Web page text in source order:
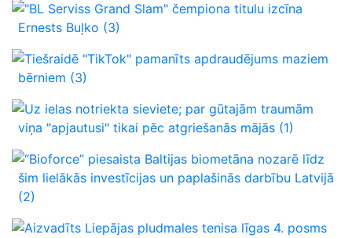
"BL Serviss Grand Slam" čempiona titulu izcīna
Ernests Buļko (3)
Tiešraidē "TikTok" pamanīts apdraudējums maziem
bērniem (3)
Uz ielas notriekta sieviete; par gūtajām traumām
viņa "apjautusi" tikai pēc atgriešanās mājās (1)
“Bioforce” piesaista Baltijas biometāna nozarē līdz
šim lielākās investīcijas un paplašinās darbību Latvijā
(2)
Aizvadīts Liepājas pludmales tenisa līgas 4. posms